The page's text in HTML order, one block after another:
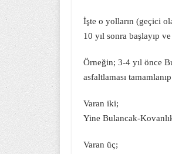
İşte o yolların (geçici
10 yıl sonra başlayıp
Örneğin; 3-4 yıl önce
asfaltlaması
Varan iki;
Yine Bulancak-
Varan üç;